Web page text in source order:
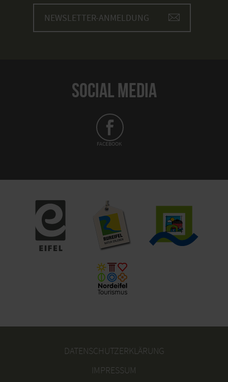
NEWSLETTER-ANMELDUNG
SOCIAL MEDIA
FACEBOOK
DATENSCHUTZERKLÄRUNG
IMPRESSUM